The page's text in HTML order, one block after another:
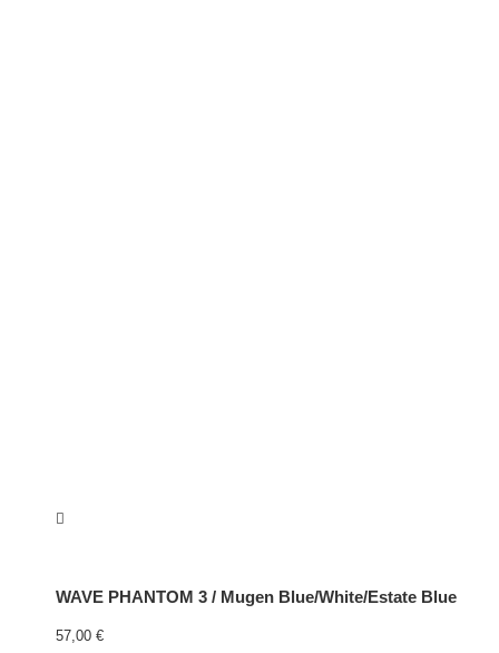
WAVE PHANTOM 3 / Mugen Blue/White/Estate Blue
57,00 €